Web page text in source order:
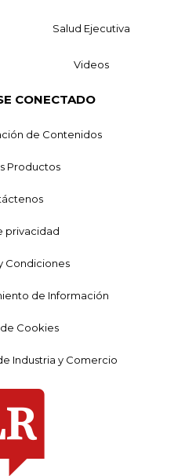
Salud Ejecutiva
Videos
CONECTADO
de Contenidos
Productos
privacidad
Condiciones
de Información
Cookies
Industria y Comercio